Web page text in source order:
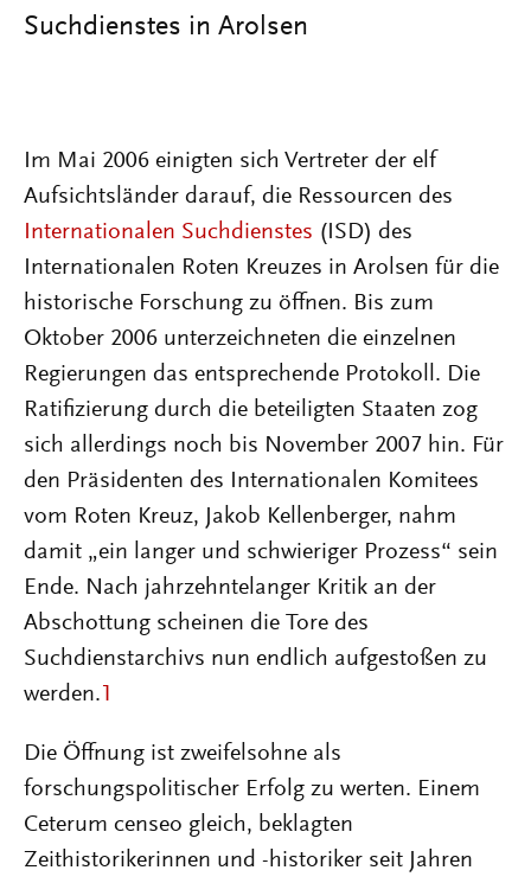
Suchdienstes in Arolsen
Im Mai 2006 einigten sich Vertreter der elf
Aufsichtsländer darauf, die Ressourcen des
Internationalen Suchdienstes (ISD) des
Internationalen Roten Kreuzes in Arolsen für die
historische Forschung zu öffnen. Bis zum
Oktober 2006 unterzeichneten die einzelnen
Regierungen das entsprechende Protokoll. Die
Ratifizierung durch die beteiligten Staaten zog
sich allerdings noch bis November 2007 hin. Für
den Präsidenten des Internationalen Komitees
vom Roten Kreuz, Jakob Kellenberger, nahm
damit „ein langer und schwieriger Prozess“ sein
Ende. Nach jahrzehntelanger Kritik an der
Abschottung scheinen die Tore des
Suchdienstarchivs nun endlich aufgestoßen zu
werden. 1
Die Öffnung ist zweifelsohne als
forschungspolitischer Erfolg zu werten. Einem
Ceterum censeo gleich, beklagten
Zeithistorikerinnen und -historiker seit Jahren